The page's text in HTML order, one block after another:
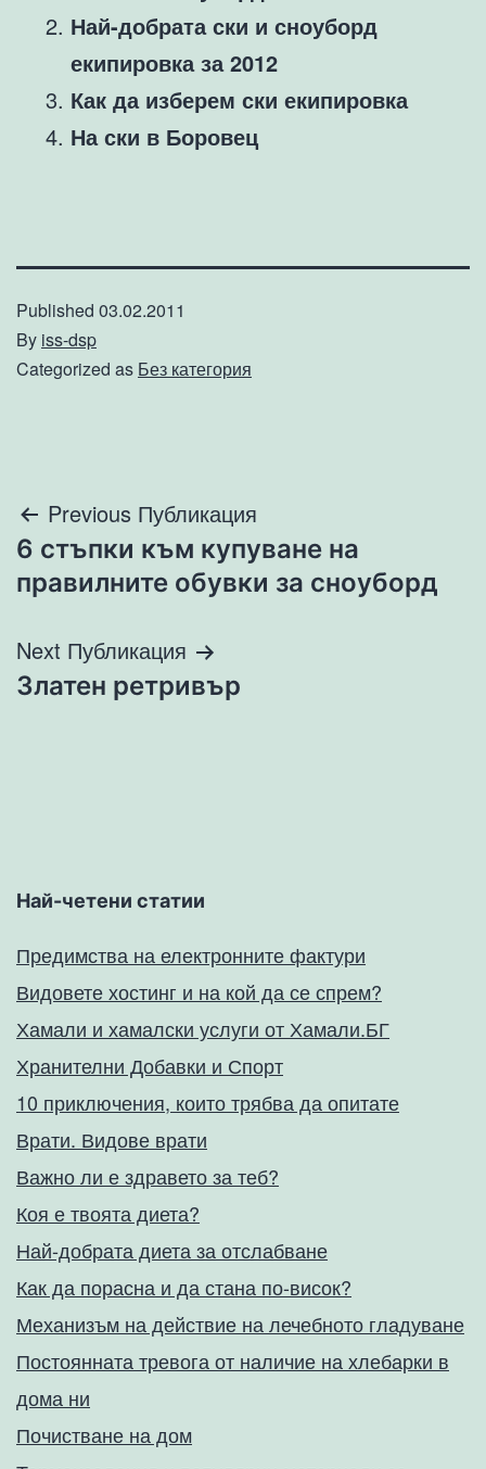
Най-добрата ски и сноуборд
екипировка за 2012
Как да изберем ски екипировка
На ски в Боровец
Published 03.02.2011
By iss-dsp
Categorized as Без категория
Навигация
Previous Публикация
6 стъпки към купуване на
правилните обувки за сноуборд
Next Публикация
Златен ретривър
Най-четени статии
Предимства на електронните фактури
Видовете хостинг и на кой да се спрем?
Хамали и хамалски услуги от Хамали.БГ
Хранителни Добавки и Спорт
10 приключения, които трябва да опитате
Врати. Видове врати
Важно ли е здравето за теб?
Коя е твоята диета?
Най-добрата диета за отслабване
Как да порасна и да стана по-висок?
Механизъм на действие на лечебното гладуване
Постоянната тревога от наличие на хлебарки в
дома ни
Почистване на дом